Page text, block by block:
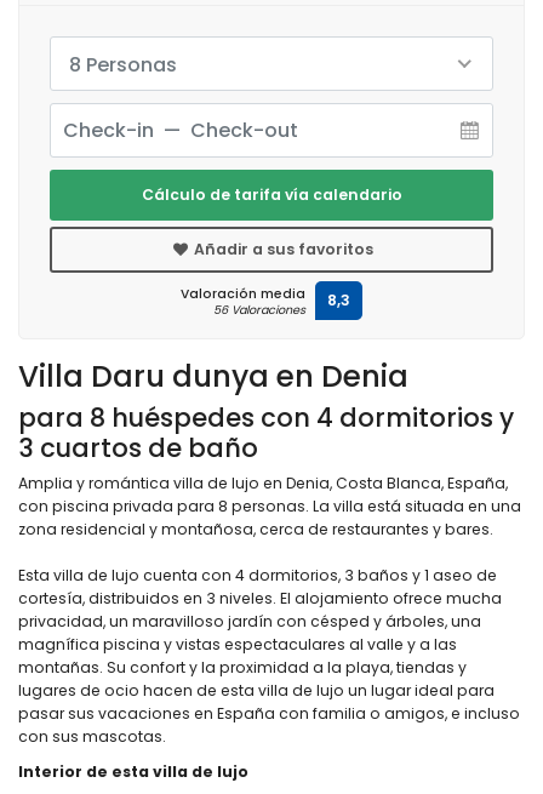
Villa Daru dunya en Denia
para 8 huéspedes con 4 dormitorios y
3 cuartos de baño
Amplia y romántica villa de lujo en Denia, Costa Blanca, España,
con piscina privada para 8 personas. La villa está situada en una
zona residencial y montañosa, cerca de restaurantes y bares.
Esta villa de lujo cuenta con 4 dormitorios, 3 baños y 1 aseo de
cortesía, distribuidos en 3 niveles. El alojamiento ofrece mucha
privacidad, un maravilloso jardín con césped y árboles, una
magnífica piscina y vistas espectaculares al valle y a las
montañas. Su confort y la proximidad a la playa, tiendas y
lugares de ocio hacen de esta villa de lujo un lugar ideal para
pasar sus vacaciones en España con familia o amigos, e incluso
con sus mascotas.
Interior de esta villa de lujo
8 Personas
Cálculo de tarifa vía calendario
Añadir a sus favoritos
Valoración media
56 Valoraciones 8,3